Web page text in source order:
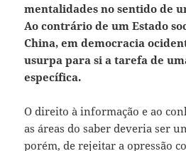
mentalidades no sentido de
Ao contrário de um Estado
China, em democracia
usurpa para si a tarefa de
específica.
O direito à informação e ao
as áreas do saber deveria ser
porém, de rejeitar a opressão